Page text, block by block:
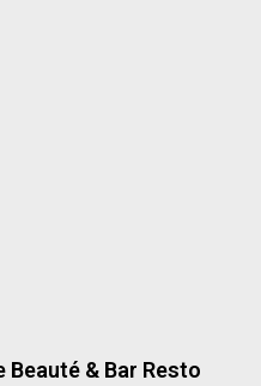
Beauté & Bar Resto